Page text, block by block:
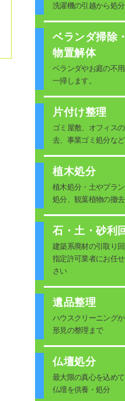
洗濯機の引越から処
ベランダ掃除・
物置解体
ベランダやお庭の不
一掃します。
片付け整理
ゴミ屋敷、オフィス
去、事業ゴミ処分など
植木処分
植木処分・土やプラ
処分、観葉植物の撤去
石・土・砂利
建築系廃材の引取り
指定許可業者にお任
さい
遺品整理
ハウスクリーニングか
形見の整理まで
仏壇処分
最大限の真心を込めて
仏壇を供養・処分